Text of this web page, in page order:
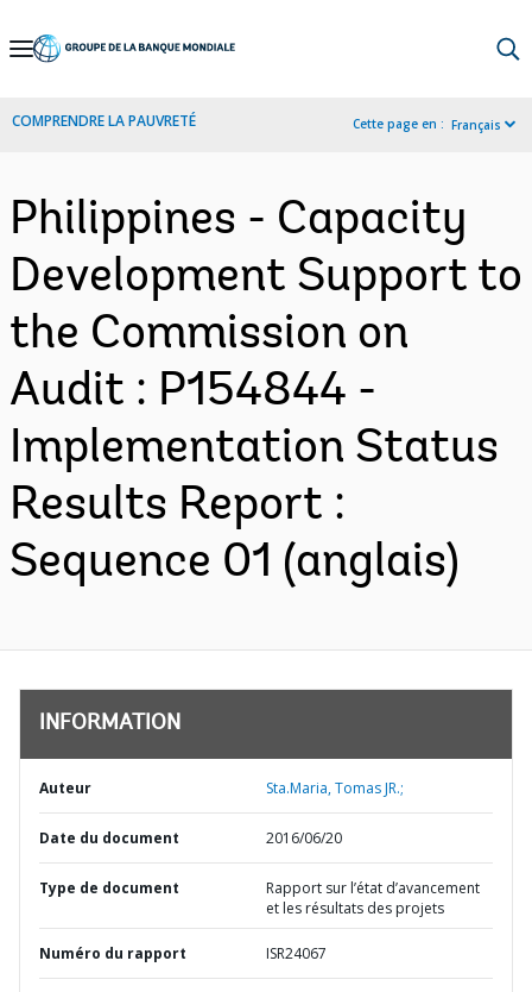
Skip
Navigation
COMPRENDRE LA PAUVRETÉ Cette page en : Français
Philippines - Capacity
Development Support to
the Commission on
Audit : P154844 -
Implementation Status
Results Report :
Sequence 01 (anglais)
INFORMATION
Auteur Sta.Maria, Tomas JR.;
Date du document 2016/06/20
Type de document
Rapport sur l’état d’avancement
et les résultats des projets
Numéro du rapport ISR24067